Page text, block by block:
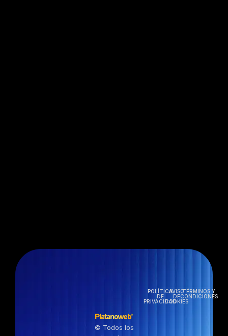
© Todos los
POLÍTICA
DE
PRIVACIDAD
AVISO
DE
COOKIES
TÉRMINOS Y
CONDICIONES